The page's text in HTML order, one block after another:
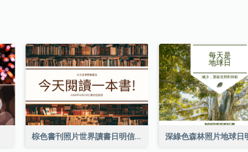
棕色書刊照片世界讀書日明信片